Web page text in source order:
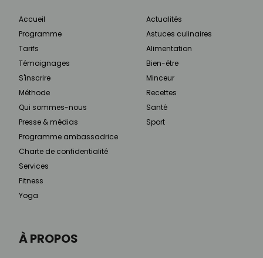
À PROPOS
Accueil
Programme
Tarifs
Témoignages
S'inscrire
Méthode
Qui sommes-nous
Presse & médias
Programme ambassadrice
Charte de confidentialité
Services
Fitness
Yoga
Actualités
Astuces culinaires
Alimentation
Bien-être
Minceur
Recettes
Santé
Sport